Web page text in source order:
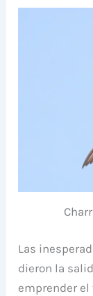
Las
dieron la
emprender el